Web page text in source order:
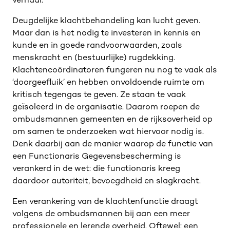
Deugdelijke klachtbehandeling kan lucht geven.
Maar dan is het nodig te investeren in kennis en
kunde en in goede randvoorwaarden, zoals
menskracht en (bestuurlijke) rugdekking.
Klachtencoördinatoren fungeren nu nog te vaak als
‘doorgeefluik’ en hebben onvoldoende ruimte om
kritisch tegengas te geven. Ze staan te vaak
geïsoleerd in de organisatie. Daarom roepen de
ombudsmannen gemeenten en de rijksoverheid op
om samen te onderzoeken wat hiervoor nodig is.
Denk daarbij aan de manier waarop de functie van
een Functionaris Gegevensbescherming is
verankerd in de wet: die functionaris kreeg
daardoor autoriteit, bevoegdheid en slagkracht.
Een verankering van de klachtenfunctie draagt
volgens de ombudsmannen bij aan een meer